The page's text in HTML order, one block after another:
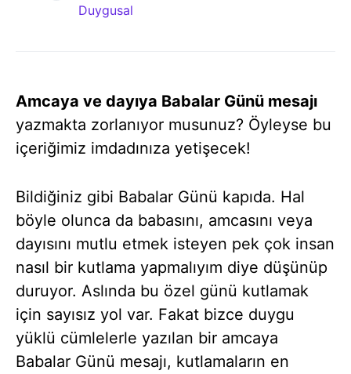
Duygusal
Amcaya ve dayıya Babalar Günü mesajı
yazmakta zorlanıyor musunuz? Öyleyse bu
içeriğimiz imdadınıza yetişecek!
Bildiğiniz gibi Babalar Günü kapıda. Hal
böyle olunca da babasını, amcasını veya
dayısını mutlu etmek isteyen pek çok insan
nasıl bir kutlama yapmalıyım diye düşünüp
duruyor. Aslında bu özel günü kutlamak
için sayısız yol var. Fakat bizce duygu
yüklü cümlelerle yazılan bir amcaya
Babalar Günü mesajı, kutlamaların en